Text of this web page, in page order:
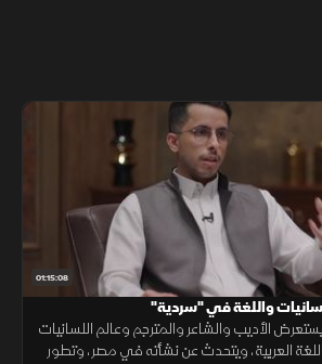
01:15:08
واللغة في "سردية"
الأديب والشاعر والمترجم وعالم اللسانيات
العربية، ويتحدث عن نشأته في مصر، وتطور